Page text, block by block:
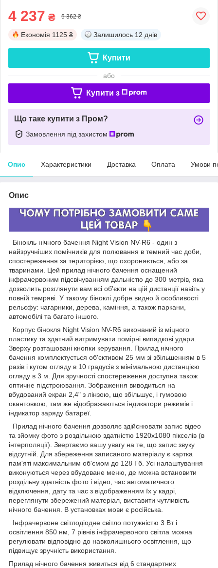
4 237 ₴ 5 362 ₴
Економія 1125 ₴ Залишилось 12 днів
Купити
або
Купити з
Що таке купити з Пром?
Замовлення під захистом
Опис Характеристики Доставка Оплата Умови
Опис
Бінокль нічного бачення Night Vision NV-R6 - один з
найзручніших помічників для полювання в темний час доби,
спостереження за територією, що охороняється, або за
тваринами. Цей прилад нічного бачення оснащений
інфрачервоним підсвічуванням дальністю до 300 метрів, яка
дозволить розглянути вам всі об'єкти на цій дистанції навіть у
повній темряві. У такому біноклі добре видно й особливості
рельєфу: чагарники, дерева, каміння, а також паркани,
автомобілі та багато іншого.
Корпус бінокля Night Vision NV-R6 виконаний із міцного
пластику та здатний витримувати помірні випадкові удари.
Зверху розташовані кнопки керування. Прилад нічного
бачення комплектується об'єктивом 25 мм зі збільшенням в 5
разів і кутом огляду в 10 градусів з мінімальною дистанцією
огляду в 3 м. Для зручності спостереження доступна також
оптичне підстроювання. Зображення виводиться на
вбудований екран 2,4" з лінзою, що збільшує, і гумовою
окантовкою, там же відображаються індикатори режимів і
індикатор заряду батареї.
Прилад нічного бачення дозволяє здійснювати запис відео
та зйомку фото з роздільною здатністю 1920х1080 пікселів (в
інтерполяції). Звертаємо вашу увагу на те, що запис звуку
відсутній. Для збереження записаного матеріалу є картка
пам'яті максимальним об'ємом до 128 Гб. Усі налаштування
виконуються через вбудоване меню, де можна встановити
роздільну здатність фото і відео, час автоматичного
відключення, дату та час з відображенням їх у кадрі,
переглянути збережений матеріал, виставити чутливість
нічного бачення. В установках мови є російська.
Інфрачервоне світлодіодне світло потужністю 3 Вт і
освітлення 850 нм, 7 рівнів інфрачервоного світла можна
регулювати відповідно до навколишнього освітлення, що
підвищує зручність використання.
Прилад нічного бачення живиться від 6 стандартних